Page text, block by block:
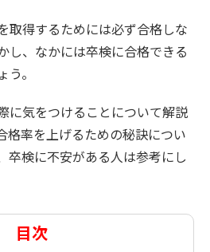
取得するためには必ず合格しな
し、なかには卒検に合格できる
。
に気をつけることについて解説
格率を上げるための秘訣につい
卒検に不安がある人は参考にし
目次